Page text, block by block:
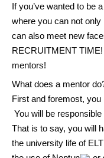
If you’ve wanted to be
where you can not
can also meet new
RECRUITMENT
mentors!
What does a mentor
First and foremost, you
You will be
That is to say, you will
the university life of